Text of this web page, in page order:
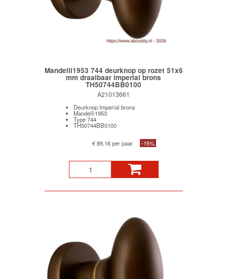
Mandelli1953 744 deurknop op rozet 51x6
mm draaibaar imperial brons
TH50744BB0100
A21013661
Deurknop Imperial brons
Mandelli1953
Type 744
TH50744BB0100
€ 89,16 per paar -15%